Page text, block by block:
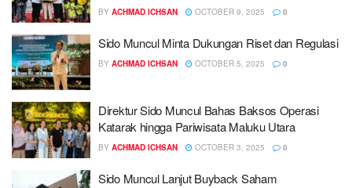
BY ACHMAD ICHSAN OCTOBER 9, 2025 0
Sido Muncul Minta Dukungan Riset dan Regulasi
BY ACHMAD ICHSAN OCTOBER 5, 2025 0
Direktur Sido Muncul Bahas Baksos Operasi
Katarak hingga Pariwisata Maluku Utara
BY ACHMAD ICHSAN OCTOBER 3, 2025 0
Sido Muncul Lanjut Buyback Saham